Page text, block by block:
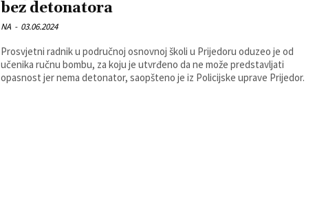
bez detonatora
NA - 03.06.2024
Prosvjetni radnik u područnoj osnovnoj školi u Prijedoru oduzeo je od
učenika ručnu bombu, za koju je utvrđeno da ne može predstavljati
opasnost jer nema detonator, saopšteno je iz Policijske uprave Prijedor.